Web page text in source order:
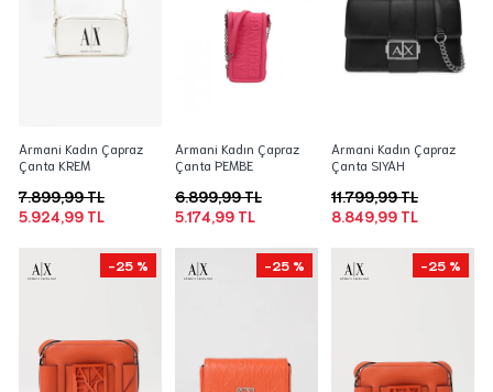
Armani Kadın Çapraz
Çanta KREM
5.924,99 TL
7.899,99 TL
Armani Kadın Çapraz
Çanta PEMBE
5.174,99 TL
6.899,99 TL
Armani Kadın Çapraz
Çanta SIYAH
8.849,99 TL
11.799,99 TL
-25 % -25 % -25 %